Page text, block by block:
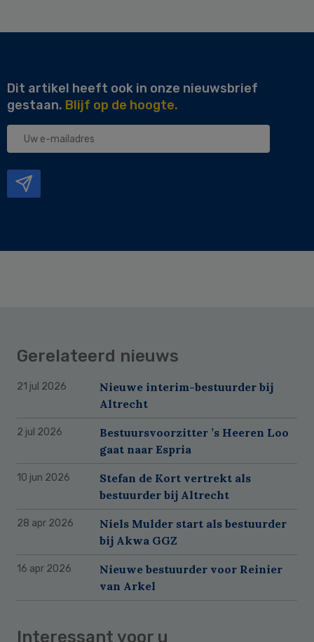
Dit artikel heeft ook in onze nieuwsbrief
gestaan. Blijf op de hoogte.
Uw
Gerelateerd nieuws
21 jul 2026
Nieuwe interim-bestuurder bij
Altrecht
2 jul 2026
Bestuursvoorzitter ’s Heeren Loo
gaat naar Espria
10 jun 2026
Stefan de Kort vertrekt als
bestuurder bij Altrecht
28 apr 2026
Niels Mulder start als bestuurder
bij Akwa GGZ
16 apr 2026
Nieuwe bestuurder voor Reinier
van Arkel
Interessant voor u